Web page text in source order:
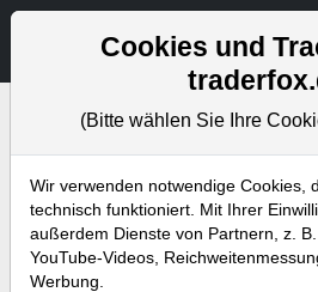
Bevorstehende Webinare Alle
Cookies und
(Bitte wählen Sie Ihre
Wir verwenden notwendige Cookies,
technisch funktioniert. Mit Ihrer
außerdem Dienste von Partnern, z.
YouTube-Videos,
Werbung.